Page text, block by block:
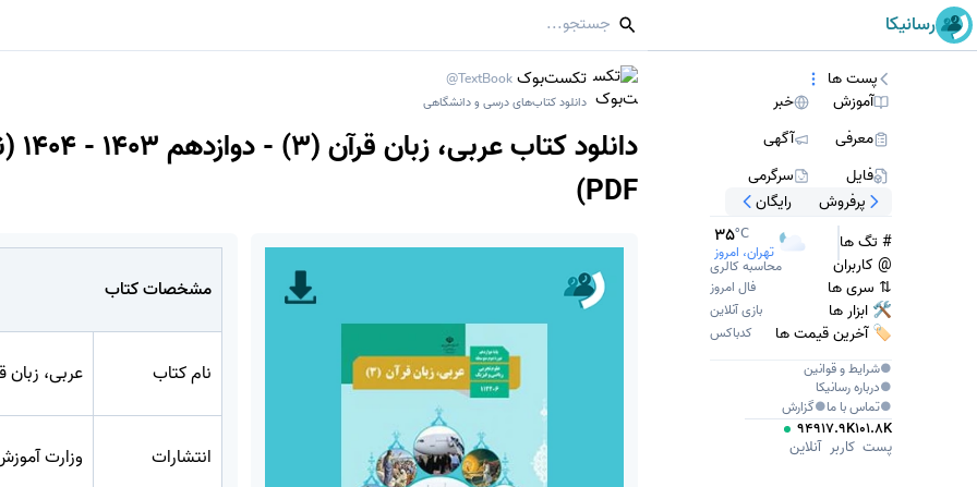
رسانیکا
تکست‌بوک @TextBook
دانلود کتاب‌های درسی و دانشگاهی
PDF)
مشخصات کتاب
نام کتاب عربی، زبان
انتشارات وزارت
پست ها
آموزش
خبر
معرفی
آگهی
فایل
سرگرمی
پرفروش رایگان
# تگ ها 35°C
تهران، امروز @ کاربران محاسبه کالری
⇅ سری ها فال امروز
🛠 ابزار ها بازی آنلاین
🏷️ آخرین قیمت ها
کدباکس
●شرایط و قوانین
●دربارهرسانیکا
●تماس با ما●گزارش
101.8K
پست
17.9K
کاربر
949
آنلاین